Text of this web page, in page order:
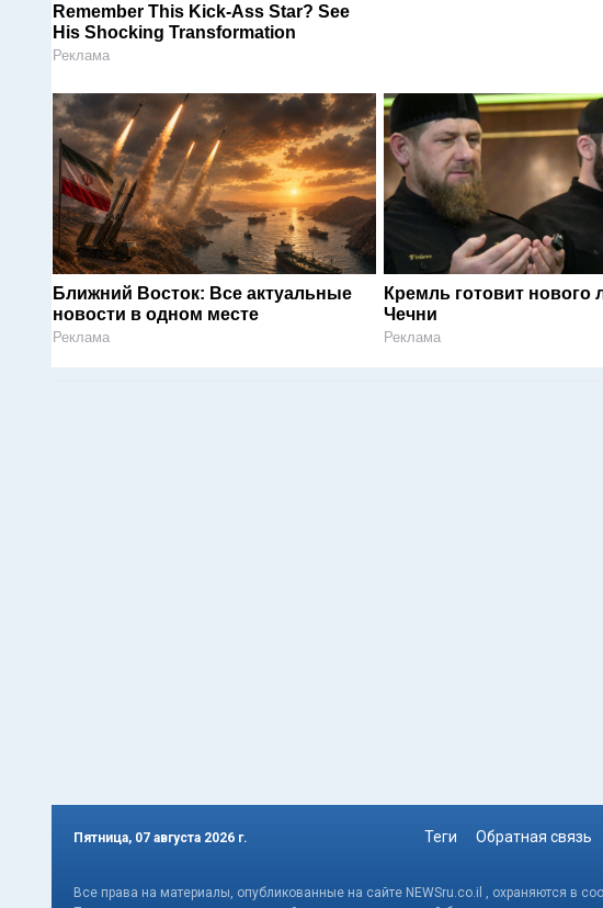
Remember This Kick-Ass Star? See
His Shocking Transformation
Реклама
Ближний Восток: Все актуальные
новости в одном месте
Реклама
Кремль готовит нового
Чечни
Реклама
Пятница, 07 августа 2026 г. Теги Обратная связь
Все права на материалы, опубликованные на сайте NEWSru.co.il , охраняются в